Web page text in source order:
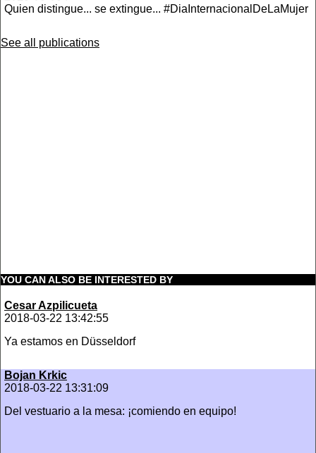
Quien distingue... se extingue... #DiaInternacionalDeLaMujer
See all publications
YOU CAN ALSO BE INTERESTED BY
Cesar Azpilicueta
2018-03-22 13:42:55
Ya estamos en Düsseldorf
Bojan Krkic
2018-03-22 13:31:09
‪Del vestuario a la mesa: ¡comiendo en equipo!